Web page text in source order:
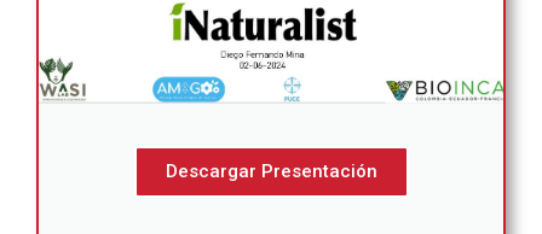
Descargar Presentación